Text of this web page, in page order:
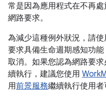
常是因為應用程式在不再
網路要求。
為減少這種例外狀況，請使
要求具備生命週期感知功
取消。如果您認為網路要
續執行，建議您使用
用前景服務繼續執行使用者